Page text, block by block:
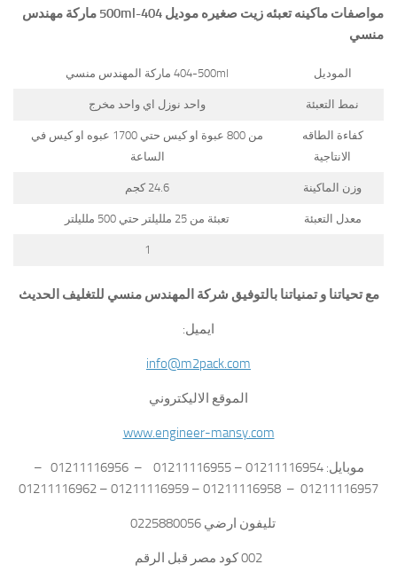
مواصفات ماكينه تعبئه زيت صغيره موديل 404-500ml
ماركة مهندس
منسي
الموديل 404-500ml ماركة المهندس منسي
نمط التعبئة واحد نوزل اي واحد مخرج
كفاءة الطاقه
الانتاجية
من 800 عبوة او كيس حتي 1700 عبوه او كيس في
الساعة
وزن الماكينة 24.6 كجم
معدل التعبئة تعبئة من 25 ملليلتر حتي 500 ملليلتر
1
مع تحياتنا و تمنياتنا بالتوفيق شركة المهندس منسي للتغليف الحديث
ايميل:
info@m2pack.com
الموقع الاليكتروني
www.engineer-mansy.com
موبايل: 01211116954 – 01211116955 – 01211116956 –
01211116957 – 01211116958 – 01211116959 – 01211116962
تليفون ارضي 0225880056
002 كود مصر قبل الرقم